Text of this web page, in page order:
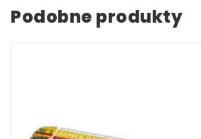
Podobne produkty